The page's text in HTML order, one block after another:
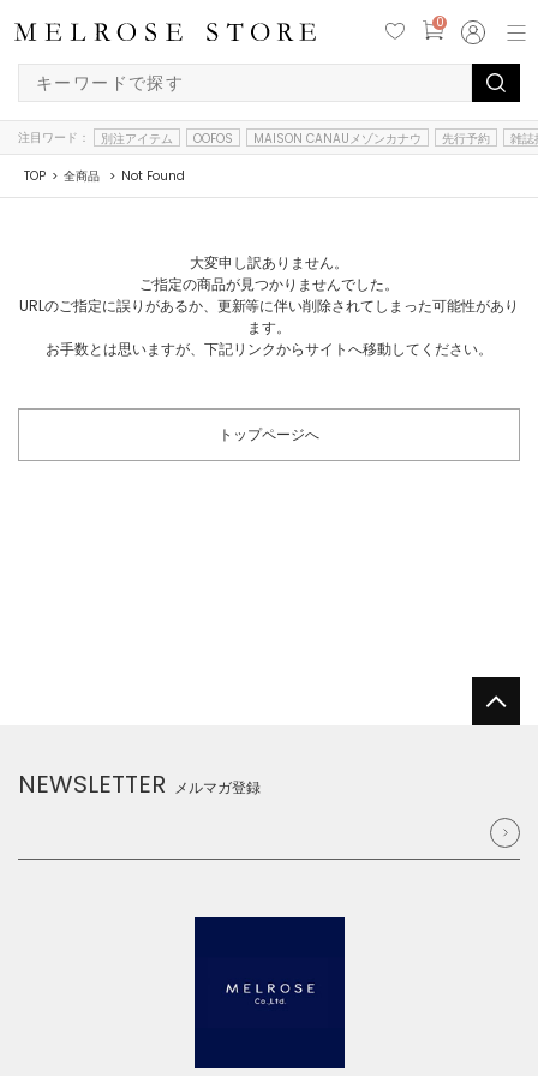
0
注目ワード： 別注アイテム OOFOS MAISON CANAUメゾンカナウ 先行予約 雑誌
TOP 全商品 Not Found
大変申し訳ありません。
ご指定の商品が見つかりませんでした。
URLのご指定に誤りがあるか、更新等に伴い削除されてしまった可能性があり
ます。
お手数とは思いますが、下記リンクからサイトへ移動してください。
トップページへ
NEWSLETTER メルマガ登録